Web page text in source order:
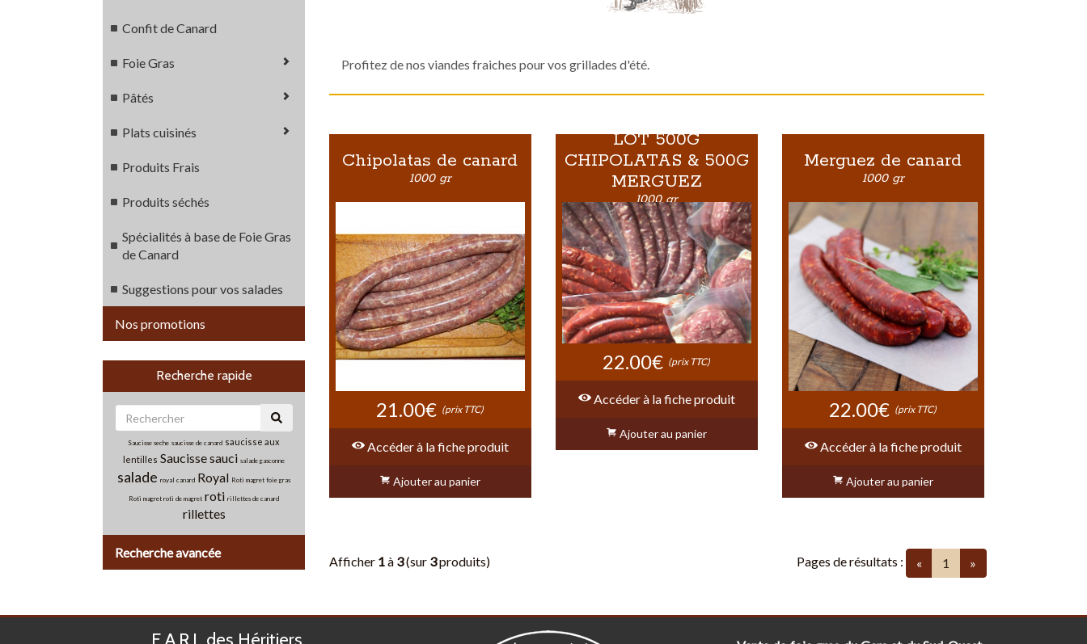
Profitez de nos viandes fraiches pour vos grillades d'été.
Chipolatas de canard
1000 gr
21.00€ (prix TTC)
Accéder à la fiche produit
Ajouter au panier
LOT 500G
CHIPOLATAS & 500G
MERGUEZ
1000 gr
22.00€ (prix TTC)
Accéder à la fiche produit
Ajouter au panier
Merguez de canard
1000 gr
22.00€ (prix TTC)
Accéder à la fiche produit
Ajouter au panier
Afficher 1à 3(sur 3produits) « 1 (current)
»
Pages de résultats :
Confit de Canard
Foie Gras
Pâtés
Plats cuisinés
Produits Frais
Produits séchés
Spécialités à base de Foie Gras
de Canard
Suggestions pour vos salades
Nos promotions
Recherche rapide
Saucisse seche saucisse de canard saucisse aux
lentilles Saucissesauci salade gasconne
salade royal canard Royal Roti magret foie gras
Roti magret roti de magret roti rillettes de canard
rillettes
Recherche avancée
E.A.R.L des Héritiers